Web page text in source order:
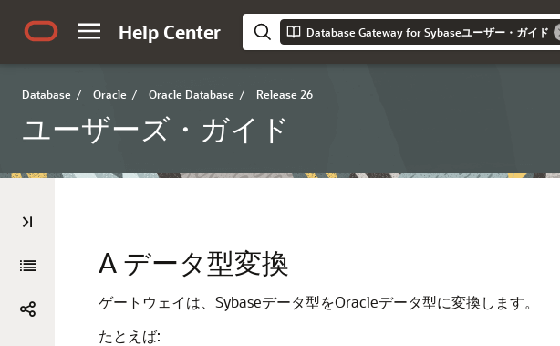
Help Center Database Gateway for Sybaseユーザー・ガイド
Database / Oracle / Oracle Database / Release 26
ユーザーズ・ガイド
A データ型変換
ゲートウェイは、Sybaseデータ型をOracleデータ型に変換します。
たとえば: